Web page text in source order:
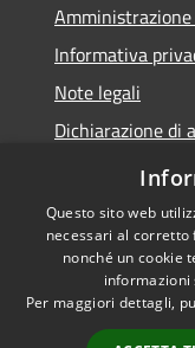
Informativa
Note legali
Dichiarazione di
Link app
Accessibilità
Questo sito web
necessari al corretto
nonché un cookie
informazioni
Per maggiori dettagli,